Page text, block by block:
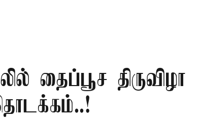
தைப்பூச திருவிழா